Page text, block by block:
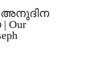
അനുദിന